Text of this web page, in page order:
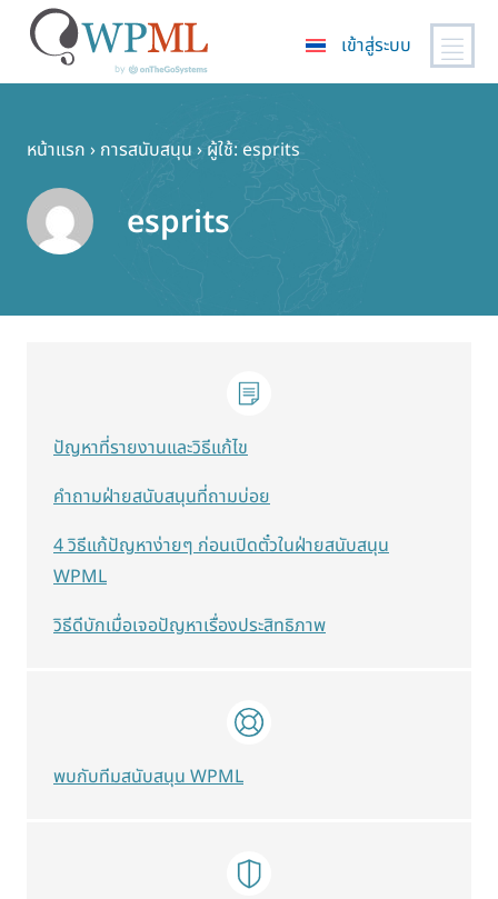
หลัก
เข้าสู่ระบบ
หน้าแรก › การสนับสนุน › ผู้ใช้: esprits
esprits
ปัญหาที่รายงานและวิธีแก้ไข
คำถามฝ่ายสนับสนุนที่ถามบ่อย
4 วิธีแก้ปัญหาง่ายๆ ก่อนเปิดตั๋วในฝ่ายสนับสนุน
WPML
วิธีดีบักเมื่อเจอปัญหาเรื่องประสิทธิภาพ
พบกับทีมสนับสนุน WPML